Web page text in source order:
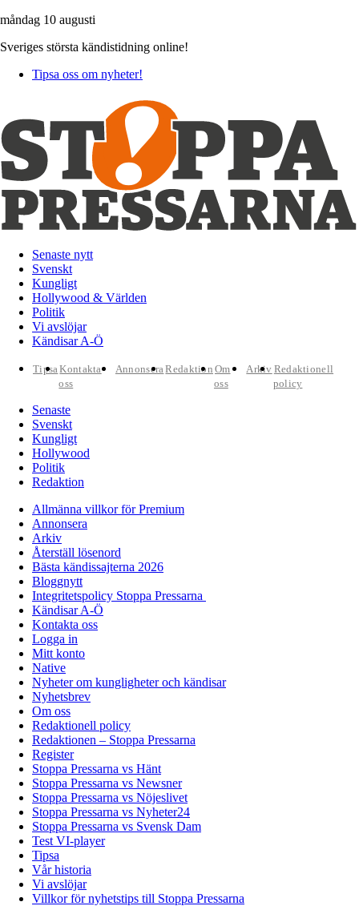
måndag 10 augusti
Sveriges största kändistidning online!
Tipsa oss om nyheter!
Senaste nytt
Svenskt
Kungligt
Hollywood & Världen
Politik
Vi avslöjar
Kändisar A-Ö
TipsaKontakta
oss
AnnonseraRedaktion Om
oss
Arkiv Redaktionell
policy
Senaste
Svenskt
Kungligt
Hollywood
Politik
Redaktion
Allmänna villkor för Premium
Annonsera
Arkiv
Återställ lösenord
Bästa kändissajterna 2026
Bloggnytt
Integritetspolicy Stoppa Pressarna
Kändisar A-Ö
Kontakta oss
Logga in
Mitt konto
Native
Nyheter om kungligheter och kändisar
Nyhetsbrev
Om oss
Redaktionell policy
Redaktionen – Stoppa Pressarna
Register
Stoppa Pressarna vs Hänt
Stoppa Pressarna vs Newsner
Stoppa Pressarna vs Nöjeslivet
Stoppa Pressarna vs Nyheter24
Stoppa Pressarna vs Svensk Dam
Test VI-player
Tipsa
Vår historia
Vi avslöjar
Villkor för nyhetstips till Stoppa Pressarna